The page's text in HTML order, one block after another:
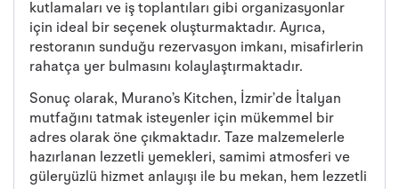
kutlamaları ve iş toplantıları gibi organizasyonlar
için ideal bir seçenek oluşturmaktadır. Ayrıca,
restoranın sunduğu rezervasyon imkanı, misafirlerin
rahatça yer bulmasını kolaylaştırmaktadır.
Sonuç olarak, Murano’s Kitchen, İzmir’de İtalyan
mutfağını tatmak isteyenler için mükemmel bir
adres olarak öne çıkmaktadır. Taze malzemelerle
hazırlanan lezzetli yemekleri, samimi atmosferi ve
güleryüzlü hizmet anlayışı ile bu mekan, hem lezzetli